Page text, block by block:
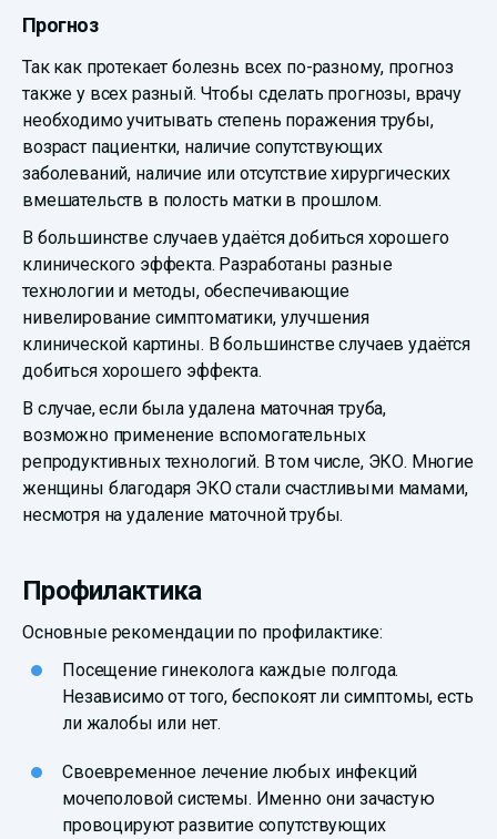
Прогноз
Так как протекает болезнь всех по-разному, прогноз
также у всех разный. Чтобы сделать прогнозы, врачу
необходимо учитывать степень поражения трубы,
возраст пациентки, наличие сопутствующих
заболеваний, наличие или отсутствие хирургических
вмешательств в полость матки в прошлом.
В большинстве случаев удаётся добиться хорошего
клинического эффекта. Разработаны разные
технологии и методы, обеспечивающие
нивелирование симптоматики, улучшения
клинической картины. В большинстве случаев удаётся
добиться хорошего эффекта.
В случае, если была удалена маточная труба,
возможно применение вспомогательных
репродуктивных технологий. В том числе, ЭКО. Многие
женщины благодаря ЭКО стали счастливыми мамами,
несмотря на удаление маточной трубы.
Профилактика
Основные рекомендации по профилактике:
Посещение гинеколога каждые полгода.
Независимо от того, беспокоят ли симптомы, есть
ли жалобы или нет.
Своевременное лечение любых инфекций
мочеполовой системы. Именно они зачастую
провоцируют развитие сопутствующих